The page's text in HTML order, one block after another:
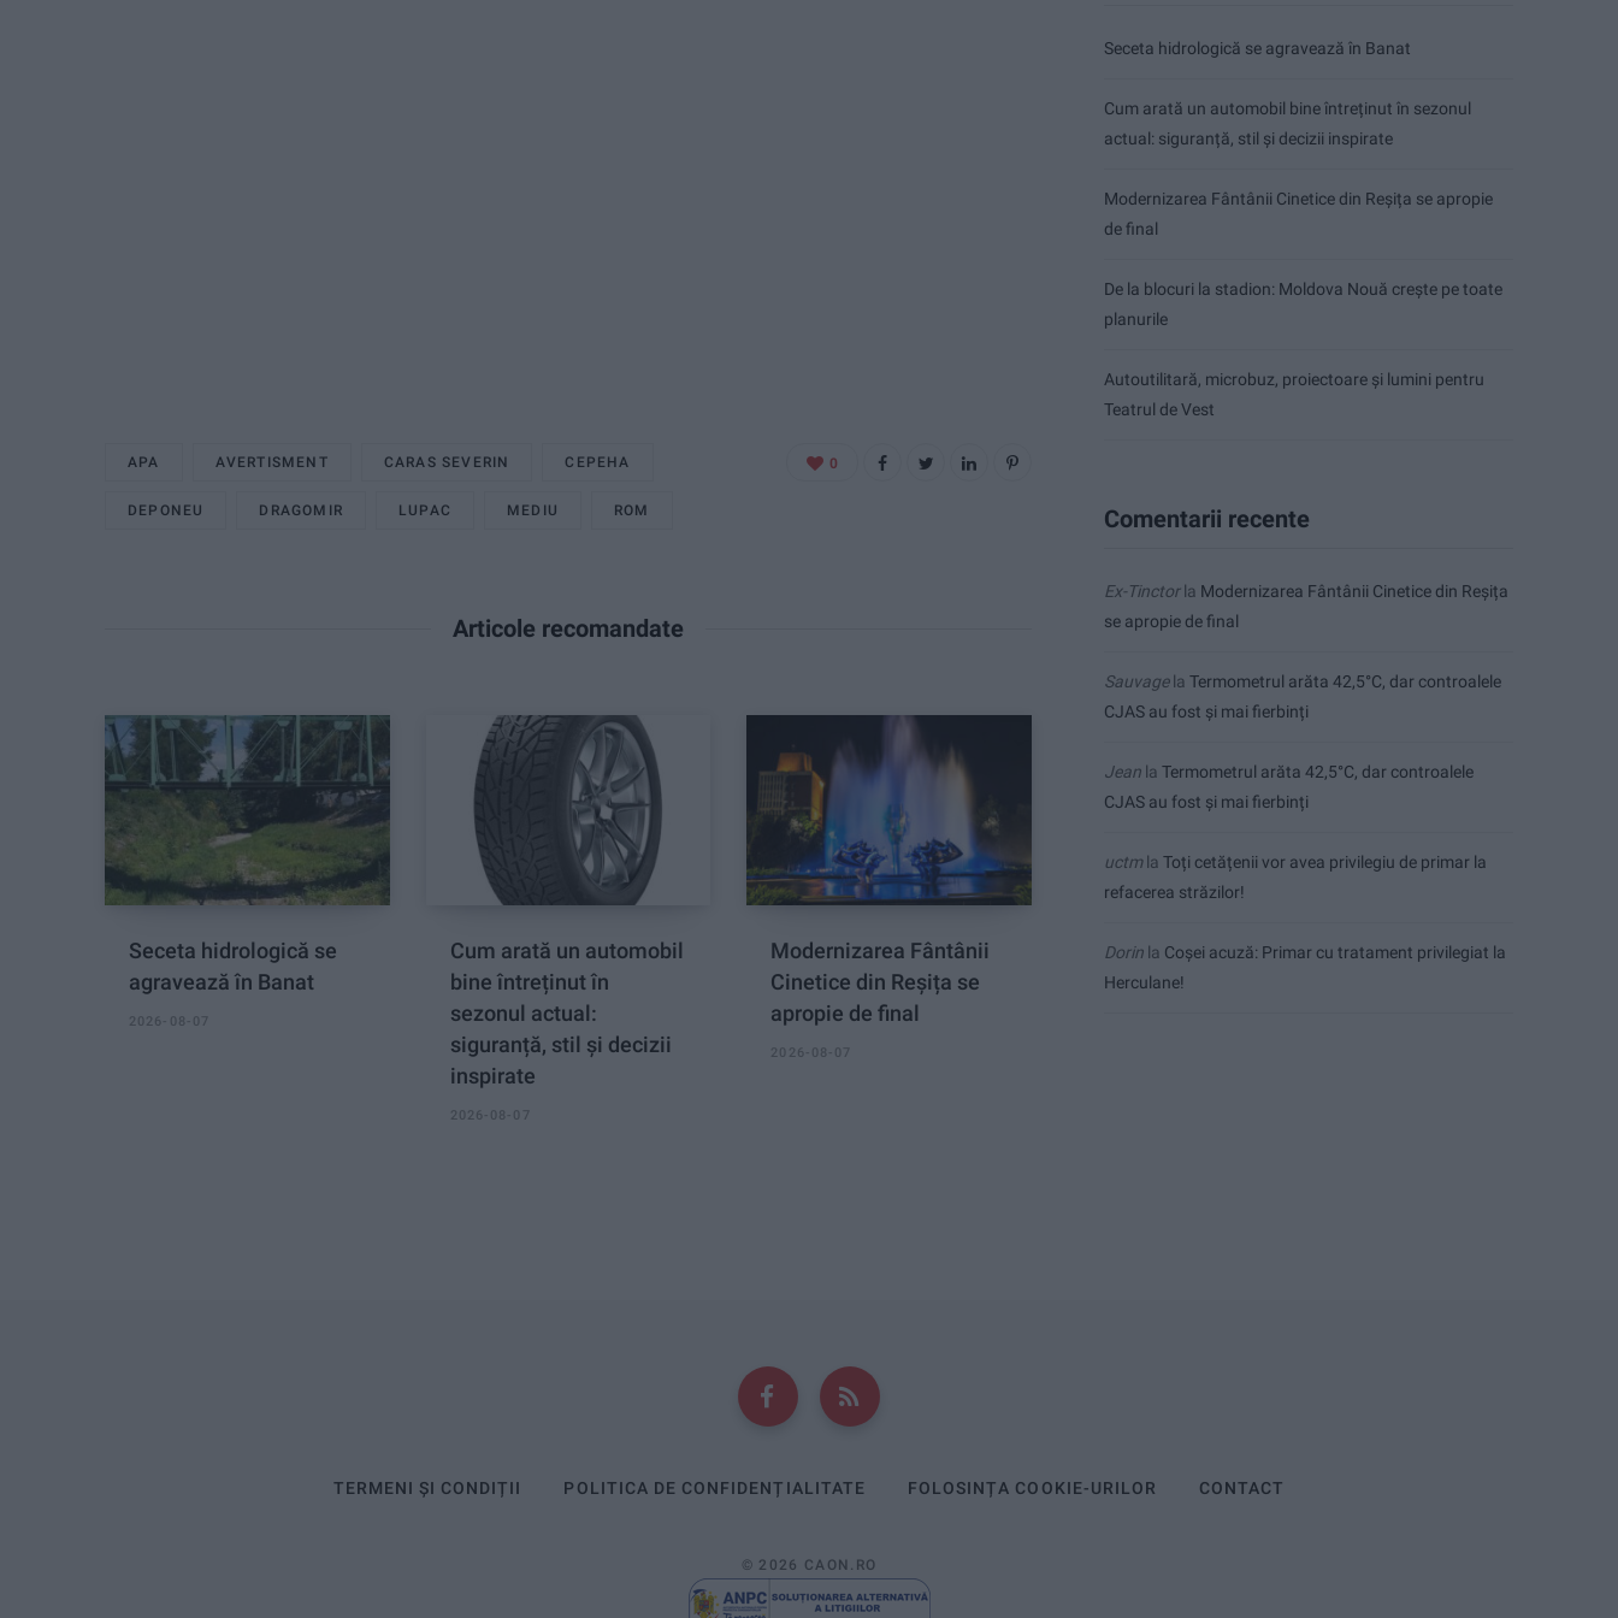
APA AVERTISMENT CARAS SEVERIN CEPEHA
DEPONEU DRAGOMIR LUPAC MEDIU ROM
0
Articole recomandate
Seceta hidrologică se
agravează în Banat
2026-08-07
Cum arată un automobil
bine întreținut în
sezonul actual:
siguranță, stil și decizii
inspirate
2026-08-07
Modernizarea Fântânii
Cinetice din Reșița se
apropie de final
2026-08-07
Seceta hidrologică se agravează în Banat
Cum arată un automobil bine întreținut în sezonul
actual: siguranță, stil și decizii inspirate
Modernizarea Fântânii Cinetice din Reșița se apropie
de final
De la blocuri la stadion: Moldova Nouă crește pe toate
planurile
Autoutilitară, microbuz, proiectoare și lumini pentru
Teatrul de Vest
Comentarii recente
Ex-Tinctorla Modernizarea Fântânii Cinetice din Reșița
se apropie de final
Sauvagela Termometrul arăta 42,5°C, dar controalele
CJAS au fost și mai fierbinți
Jean la Termometrul arăta 42,5°C, dar controalele
CJAS au fost și mai fierbinți
uctmla Toți cetățenii vor avea privilegiu de primar la
refacerea străzilor!
Dorin la Coșei acuză: Primar cu tratament privilegiat la
Herculane!
TERMENI ȘI CONDIȚII POLITICA DE CONFIDENȚIALITATE FOLOSINȚA COOKIE-URILOR CONTACT
© 2026 CAON.RO